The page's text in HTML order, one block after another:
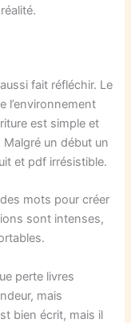
fait réfléchir. Le
l’environnement
est simple et
un début un
et pdf irrésistible.
mots pour créer
sont intenses,
perte livres
mais
bien écrit, mais il